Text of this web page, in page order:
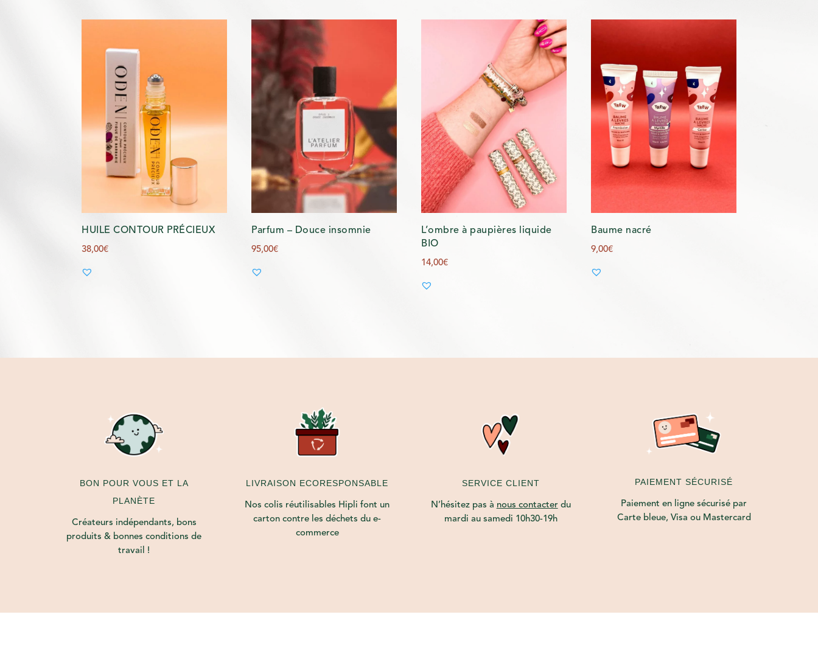
HUILE CONTOUR PRÉCIEUX
38,00€
Parfum – Douce insomnie
95,00€
L’ombre à paupières liquide
BIO
14,00€
Baume nacré
9,00€
BON POUR VOUS ET LA
PLANÈTE
Créateurs indépendants, bons
produits & bonnes conditions de
travail !
LIVRAISON ECORESPONSABLE
Nos colis réutilisables Hipli font un
carton contre les déchets du e-
commerce
SERVICE CLIENT
N’hésitez pas à nous contacter du
mardi au samedi 10h30-19h
PAIEMENT SÉCURISÉ
Paiement en ligne sécurisé par
Carte bleue, Visa ou Mastercard